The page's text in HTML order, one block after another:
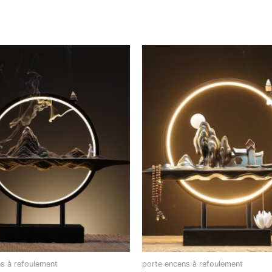
à refoulement porte encens à refoulement